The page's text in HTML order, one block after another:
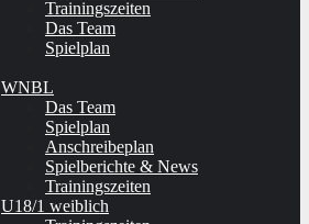
Trainingszeiten
Das Team
Spielplan
WNBL
Das Team
Spielplan
Anschreibeplan
Spielberichte & News
Trainingszeiten
U18/1 weiblich